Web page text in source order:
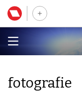
fotografie